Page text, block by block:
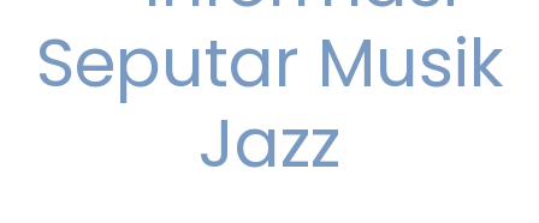
Seputar Musik
Jazz